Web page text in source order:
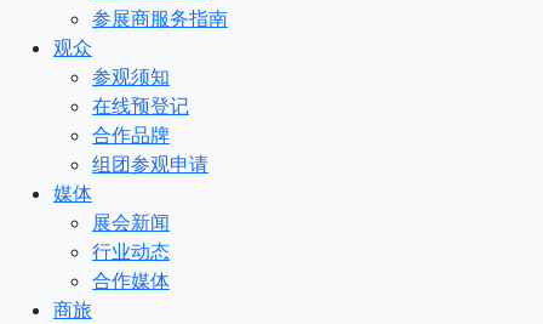
参展商服务指南
观众
参观须知
在线预登记
合作品牌
组团参观申请
媒体
展会新闻
行业动态
合作媒体
商旅